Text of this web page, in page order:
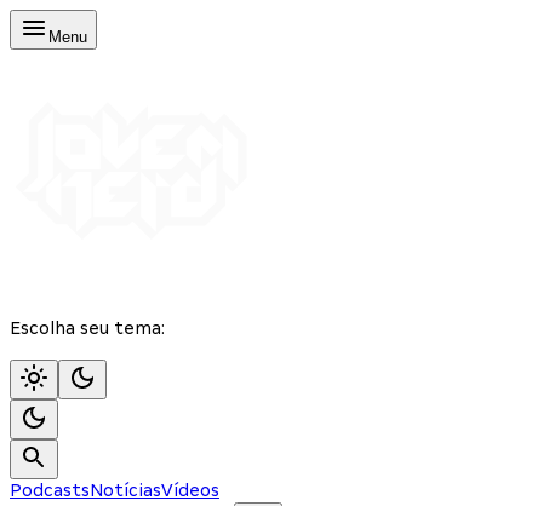
Menu
Escolha seu tema:
PodcastsNotíciasVídeos